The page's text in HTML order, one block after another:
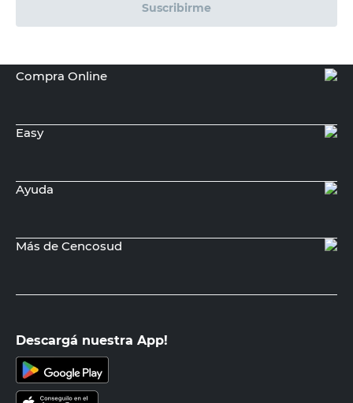
Suscribirme
Compra Online
Easy
Ayuda
Más de Cencosud
Descargá nuestra App!